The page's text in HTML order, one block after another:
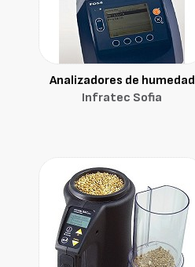
Analizadores de humedad
Infratec Sofia